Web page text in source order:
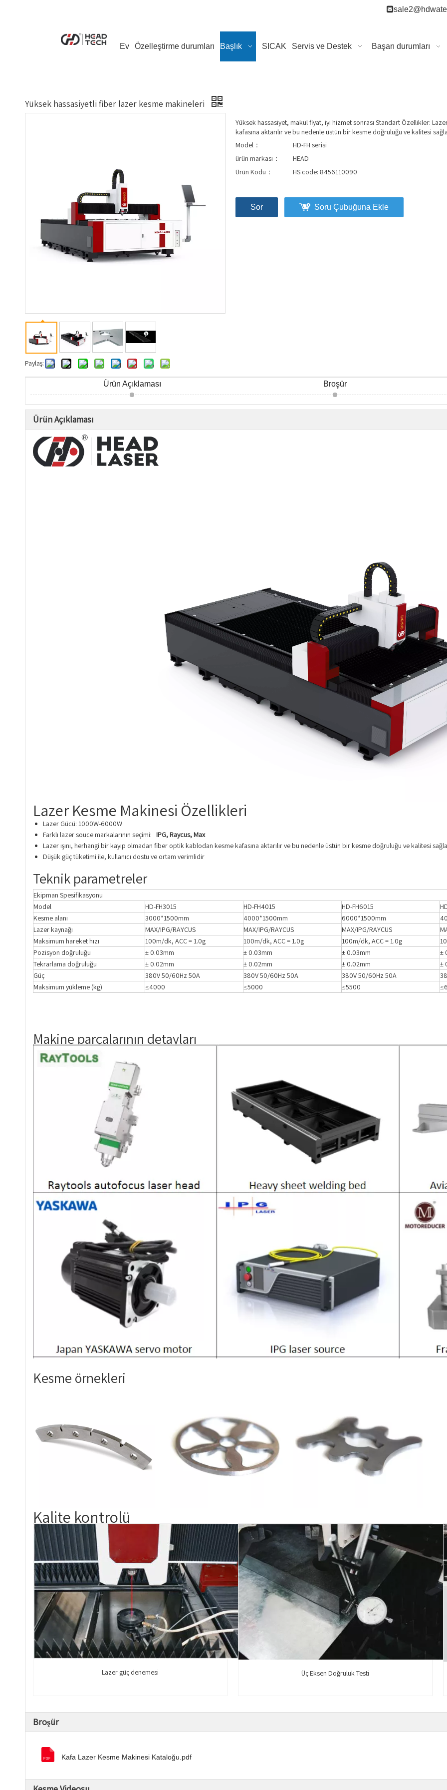

Ev Özelleştirme durumları Başlık SICAK Servis ve Destek Başarı durumları
Yüksek hassasiyetli fiber lazer kesme makineleri
Paylaş:
Yüksek hassasiyet, makul fiyat, iyi hizmet sonrası Standart Özellikler:
kafasına aktarılır ve bu nedenle üstün bir kesme doğruluğu ve kalitesi
Model：
HD-FH serisi
ürün markası：
HEAD
Ürün Kodu：
HS code: 8456110090
Sor Soru Çubuğuna Ekle
Ürün Açıklaması Broşür
Ürün Açıklaması
Lazer Kesme Makinesi Özellikleri
Lazer Gücü: 1000W-6000W
Farklı lazer souce markalarının seçimi:
IPG, Raycus, Max
Lazer ışını, herhangi bir kayıp olmadan fiber optik kablodan kesme kafasına aktarılır ve bu nedenle üstün bir kesme doğruluğu ve kalitesi
Düşük güç tüketimi ile, kullanıcı dostu ve ortam verimlidir
Teknik parametreler
Ekipman Spesifikasyonu
Model
HD-FH3015 HD-FH4015 HD-FH6015
Kesme alanı
3000*1500mm 4000*1500mm 6000*1500mm
Lazer kaynağı
MAX/IPG/RAYCUS MAX/IPG/RAYCUS MAX/IPG/RAYCUS
Maksimum hareket hızı
100m/dk, ACC = 1.0g 100m/dk, ACC = 1.0g 100m/dk, ACC = 1.0g
Pozisyon doğruluğu
± 0.03mm ± 0.03mm ± 0.03mm
±
Tekrarlama doğruluğu
± 0.02mm ± 0.02mm ± 0.02mm
±
Güç
380V 50/60Hz 50A 380V 50/60Hz 50A 380V 50/60Hz 50A
Maksimum yükleme (kg)
≤4000 ≤5000 ≤5500
Makine parçalarının detayları
Kesme örnekleri
Kalite kontrolü
Lazer güç denemesi Üç Eksen Doğruluk Testi
Broşür
Kafa Lazer Kesme Makinesi Kataloğu.pdf